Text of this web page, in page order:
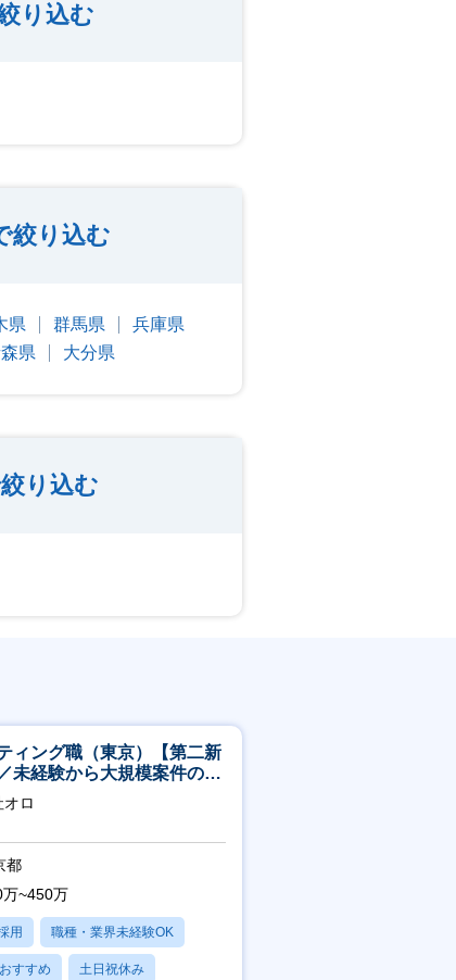
り込む
絞り込む
県 群馬県
兵庫県
県 大分県
り込む
ィング職（東京）【第二新
未経験から大規模案件のマ
ングが経験できる／研修充
ロ
都
~450万
用 職種・業界未経験OK
すすめ 土日祝休み